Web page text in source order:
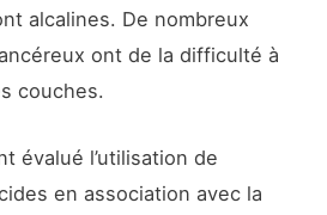
alcalines. De nombreux
ont de la difficulté à
couches.
évalué l’utilisation de
en association avec la